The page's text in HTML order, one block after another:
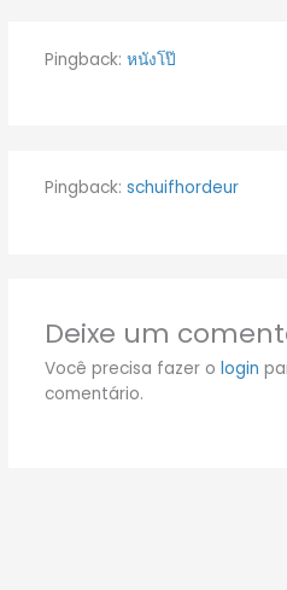
Pingback: หนังโป๊
Pingback: schuifhordeur
Deixe um
Você precisa fazer o login
comentário.